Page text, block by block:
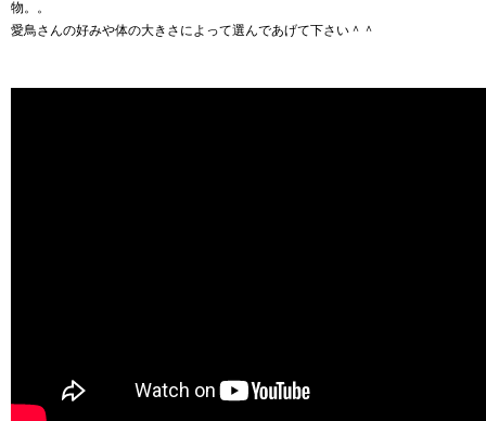
物。。
愛鳥さんの好みや体の大きさによって選んであげて下さい＾＾